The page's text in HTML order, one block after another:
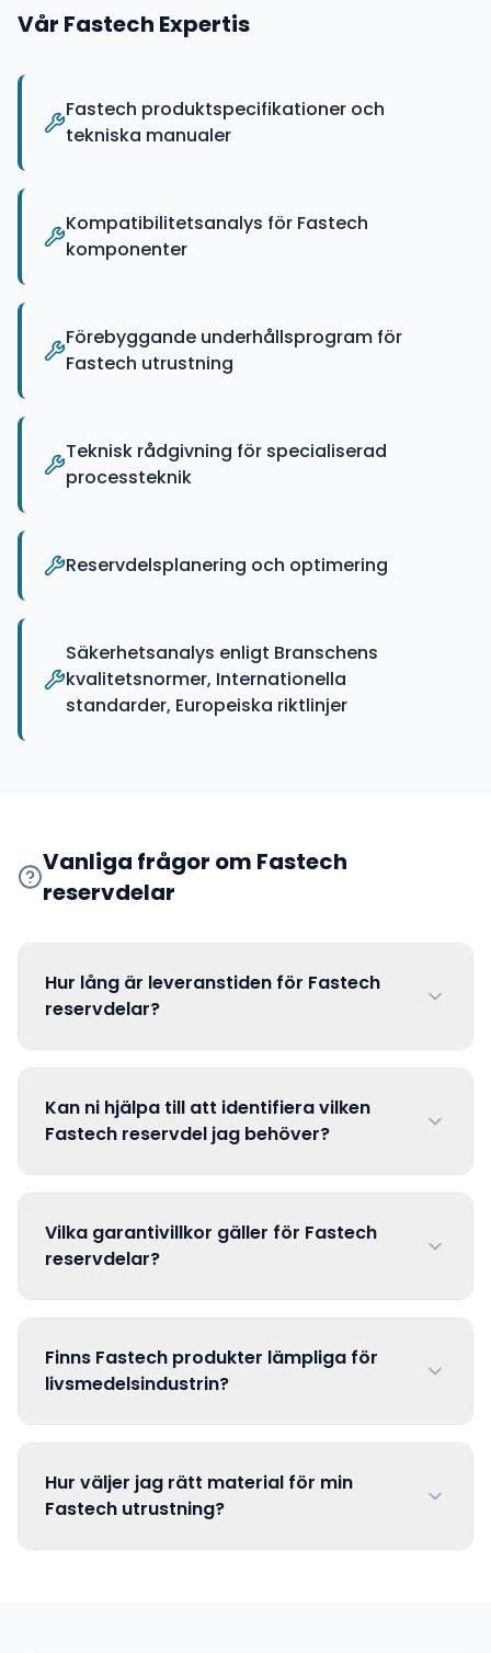
Vår Fastech Expertis
Fastech produktspecifikationer och
tekniska manualer
Kompatibilitetsanalys för Fastech
komponenter
Förebyggande underhållsprogram för
Fastech utrustning
Teknisk rådgivning för specialiserad
processteknik
Reservdelsplanering och optimering
Säkerhetsanalys enligt Branschens
kvalitetsnormer, Internationella
standarder, Europeiska riktlinjer
Vanliga frågor om Fastech
reservdelar
Hur lång är leveranstiden för Fastech
reservdelar?
Kan ni hjälpa till att identifiera vilken
Fastech reservdel jag behöver?
Vilka garantivillkor gäller för Fastech
reservdelar?
Finns Fastech produkter lämpliga för
livsmedelsindustrin?
Hur väljer jag rätt material för min
Fastech utrustning?